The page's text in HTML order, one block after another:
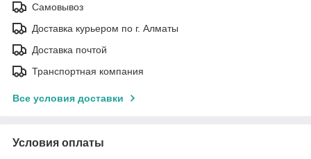
Самовывоз
Доставка курьером по г. Алматы
Доставка почтой
Транспортная компания
Все условия доставки
Условия оплаты